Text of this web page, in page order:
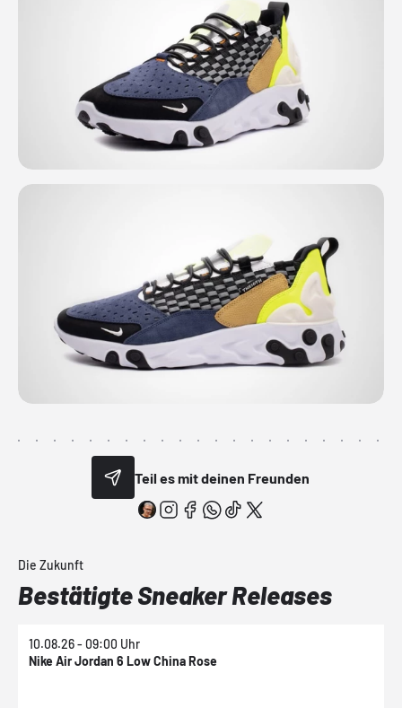
Teil es mit deinen Freunden
Die Zukunft
Bestätigte Sneaker Releases
10.08.26 - 09:00 Uhr
Nike Air Jordan 6 Low China Rose